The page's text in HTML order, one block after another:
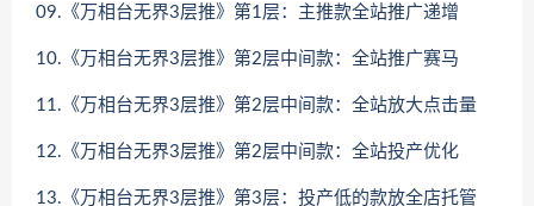
09.《万相台无界3层推》第1层：主推款全站推广递增
10.《万相台无界3层推》第2层中间款：全站推广赛马
11.《万相台无界3层推》第2层中间款：全站放大点击量
12.《万相台无界3层推》第2层中间款：全站投产优化
13.《万相台无界3层推》第3层：投产低的款放全店托管